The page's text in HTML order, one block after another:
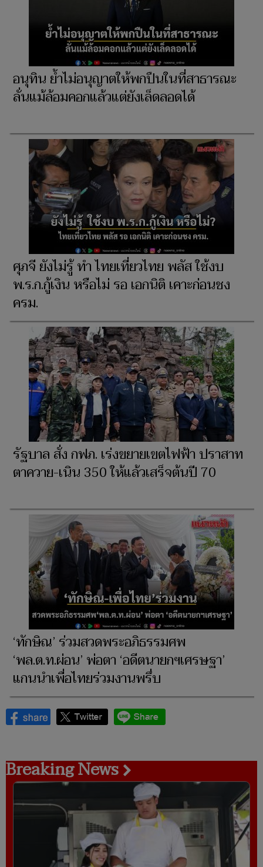
อนุทิน ย้ำไม่อนุญาตให้พกปืนในที่สาธารณะ
ลั่นแม้ล้อมคอกแล้วแต่ยังเล็ดลอดได้
ศุภจี ยังไม่รู้ ทำ ไทยเที่ยวไทย พลัส ใช้งบ
พ.ร.ก.กู้เงิน หรือไม่ รอ เอกนิติ เคาะก่อนชง
ครม.
รัฐบาล สั่ง กฟภ. เร่งขยายเขตไฟฟ้า ปราสาท
ตาควาย-เนิน 350 ให้แล้วเสร็จต้นปี 70
‘ทักษิณ’ ร่วมสวดพระอภิธรรมศพ
‘พล.ต.ท.ผ่อน’ พ่อตา ‘อดีตนายกฯเศรษฐา’
แกนนำเพื่อไทยร่วมงานพรึ่บ
Breaking News